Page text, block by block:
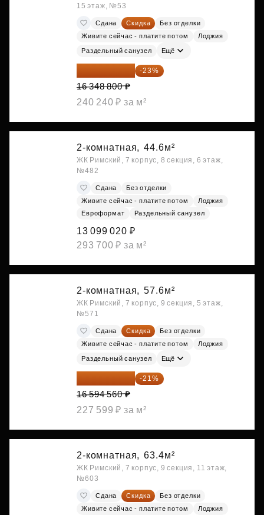
15 этаж, №53
Сдана Скидка
Без отделки
Живите сейчас - платите потом
Лоджия
Раздельный санузел Ещё
12 588 576 ₽ -23%
16 348 800 ₽
240 240 ₽ за м²
2-комнатная, 44.6м²
ЖК Римский, 7 корпус, 8 секция, 6 этаж,
№482
Сдана
Без отделки
Живите сейчас - платите потом
Лоджия
Евроформат
Раздельный санузел
13 099 020 ₽
293 700 ₽ за м²
2-комнатная, 57.6м²
ЖК Римский, 7 корпус, 9 секция, 5 этаж,
№571
Сдана Скидка
Без отделки
Живите сейчас - платите потом
Лоджия
Раздельный санузел Ещё
13 109 702 ₽ -21%
16 594 560 ₽
227 599 ₽ за м²
2-комнатная, 63.4м²
ЖК Римский, 7 корпус, 9 секция, 11 этаж,
№603
Сдана Скидка
Без отделки
Живите сейчас - платите потом
Лоджия